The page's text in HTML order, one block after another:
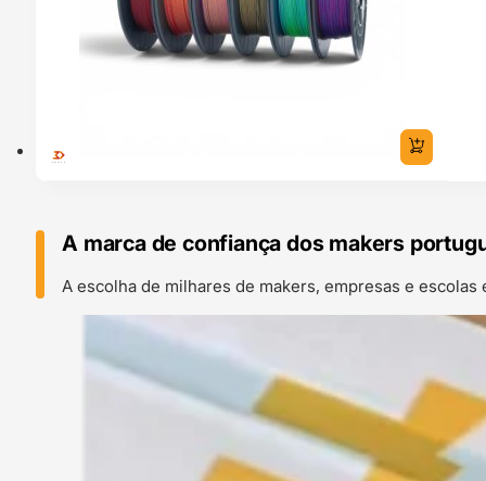
A marca de confiança dos makers
A escolha de milhares de makers, empresas e escolas